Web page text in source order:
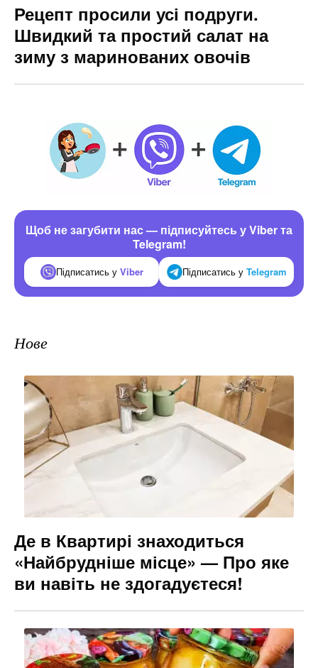
Рецепт просили усі подруги.
Швидкий та простий салат на
зиму з маринованих овочів
Щоб не загубити нас — підписуйтесь у Viber та
Telegram!
Підписатись у Viber Підписатись у Telegram
Нове
Де в Квартирі знаходиться
«Найбрудніше місце» — Про яке
ви навіть не здогадуєтеся!